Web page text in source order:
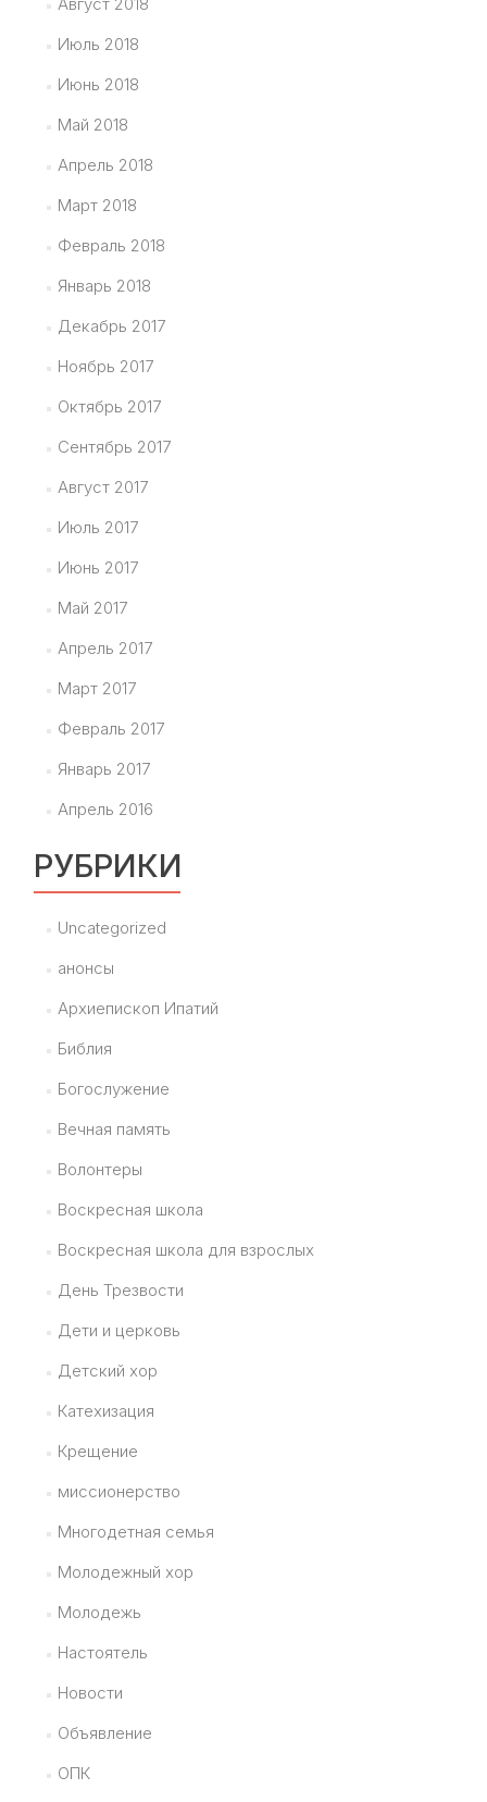
Июль 2018
Июнь 2018
Май 2018
Апрель 2018
Март 2018
Февраль 2018
Январь 2018
Декабрь 2017
Ноябрь 2017
Октябрь 2017
Сентябрь 2017
Август 2017
Июль 2017
Июнь 2017
Май 2017
Апрель 2017
Март 2017
Февраль 2017
Январь 2017
Апрель 2016
РУБРИКИ
Uncategorized
анонсы
Архиепископ Ипатий
Библия
Богослужение
Вечная память
Волонтеры
Воскресная школа
Воскресная школа для взрослых
День Трезвости
Дети и церковь
Детский хор
Катехизация
Крещение
миссионерство
Многодетная семья
Молодежный хор
Молодежь
Настоятель
Новости
Объявление
ОПК